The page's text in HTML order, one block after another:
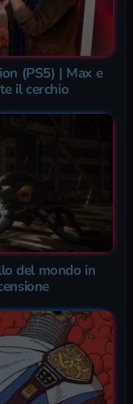
(PS5) | Max e
il cerchio
del mondo in